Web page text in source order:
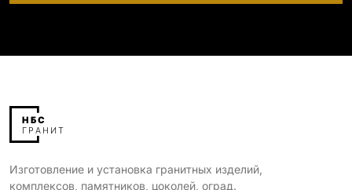
Изготовление и установка гранитных изделий,
комплексов, памятников, цоколей, оград.